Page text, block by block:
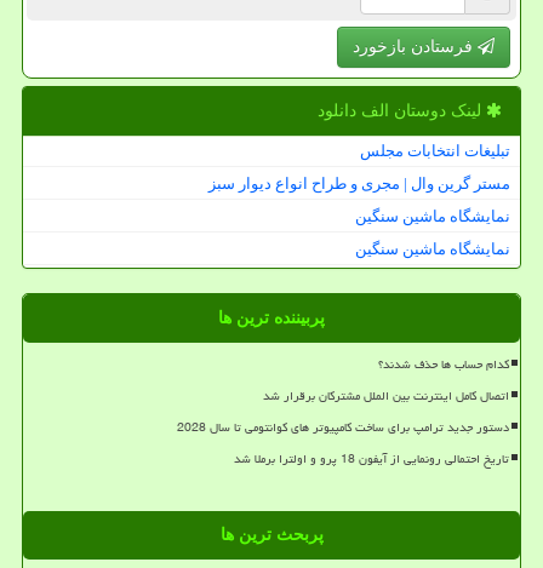
فرستادن بازخورد
لینک دوستان الف دانلود
تبلیغات انتخابات مجلس
مستر گرین وال | مجری و طراح انواع دیوار سبز
نمایشگاه ماشین سنگین
نمایشگاه ماشین سنگین
پربیننده ترین ها
کدام حساب ها حذف شدند؟
اتصال کامل اینترنت بین الملل مشترکان برقرار شد
دستور جدید ترامپ برای ساخت کامپیوتر های کوانتومی تا سال 2028
تاریخ احتمالی رونمایی از آیفون 18 پرو و اولترا برملا شد
پربحث ترین ها